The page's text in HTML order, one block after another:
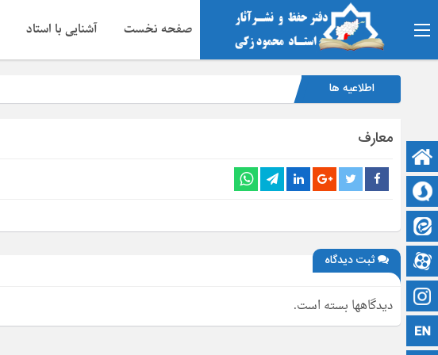
صفحه نخست آشنایی با استاد
سروش
ایتا
آپارات
اینستاگرام
زبان انگلیسی
اطلاعیه ها
معارف
ثبت دیدگاه
دیدگاهها بسته است.